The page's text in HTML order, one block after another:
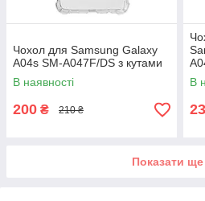
Чохол для Samsung Galaxy
A04s SM-A047F/DS з кутами
В наявності
200 ₴ 210 ₴
В
Показати ще